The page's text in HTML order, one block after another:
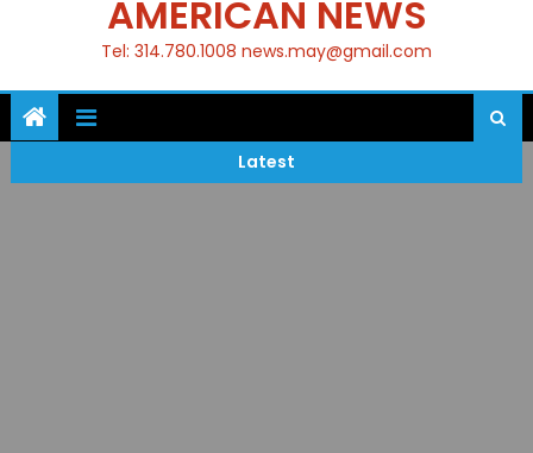
AMERICAN NEWS
Tel: 314.780.1008 news.may@gmail.com
Latest